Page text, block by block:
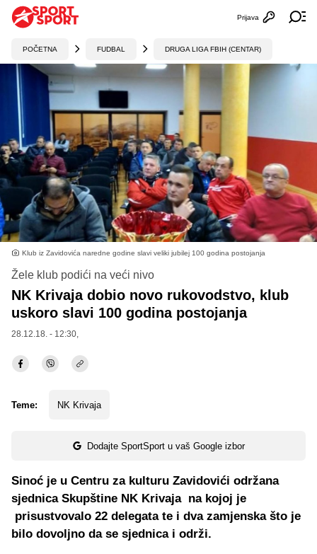
Otvori
Prijava
POČETNA FUDBAL DRUGA LIGA FBIH (CENTAR)
Klub iz Zavidovića naredne godine slavi veliki jubilej 100 godina postojanja
Žele klub podići na veći nivo
NK Krivaja dobio novo rukovodstvo, klub
uskoro slavi 100 godina postojanja
28.12.18. - 12:30,
Teme: NK Krivaja
Dodajte SportSport u vaš Google izbor
Sinoć je u Centru za kulturu Zavidovići održana
sjednica Skupštine NK Krivaja na kojoj je
prisustvovalo 22 delegata te i dva zamjenska što je
bilo dovoljno da se sjednica i održi.